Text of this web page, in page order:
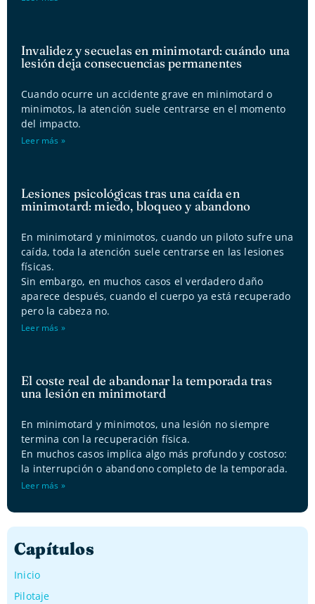
Invalidez y secuelas en minimotard: cuándo una
lesión deja consecuencias permanentes
Cuando ocurre un accidente grave en minimotard o
minimotos, la atención suele centrarse en el momento
del impacto.
Leer más »
Lesiones psicológicas tras una caída en
minimotard: miedo, bloqueo y abandono
En minimotard y minimotos, cuando un piloto sufre una
caída, toda la atención suele centrarse en las lesiones
físicas.
Sin embargo, en muchos casos el verdadero daño
aparece después, cuando el cuerpo ya está recuperado
pero la cabeza no.
Leer más »
El coste real de abandonar la temporada tras
una lesión en minimotard
En minimotard y minimotos, una lesión no siempre
termina con la recuperación física.
En muchos casos implica algo más profundo y costoso:
la interrupción o abandono completo de la temporada.
Leer más »
Capítulos
Inicio
Pilotaje